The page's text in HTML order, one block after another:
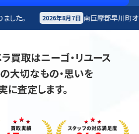
南巨摩郡早川町オーディオ買取査定依頼があ
買取はニーゴ・リユース
大切なもの・思いを
に査定します。